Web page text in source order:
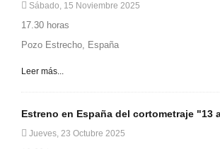
Sábado, 15 Noviembre 2025
17.30 horas
Pozo Estrecho, España
Leer más...
Estreno en España del cortometraje "13
Jueves, 23 Octubre 2025